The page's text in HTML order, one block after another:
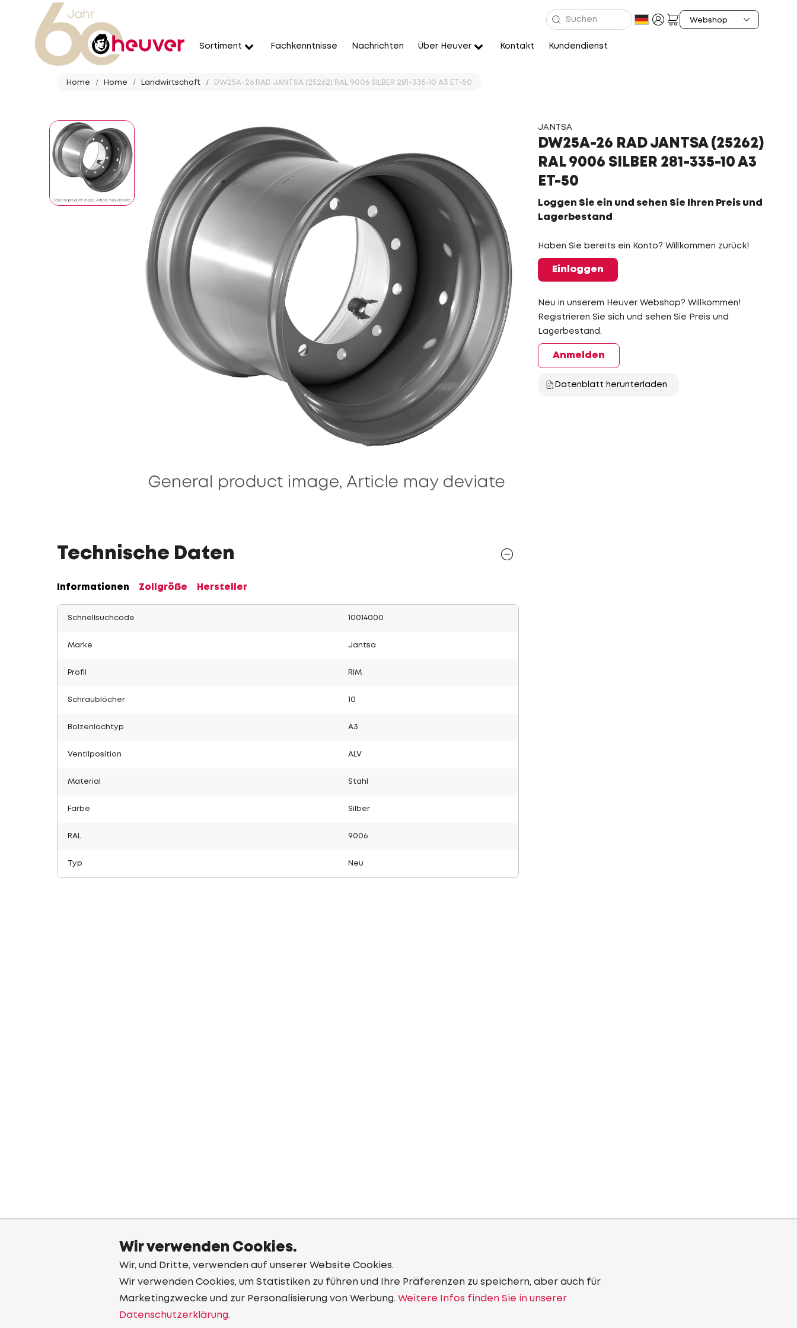
Sortiment Fachkenntnisse Nachrichten Über Heuver Kontakt Kundendienst
Home Home Landwirtschaft DW25A-26 RAD JANTSA (25262) RAL 9006 SILBER 281-335-10 A3 ET-50
JANTSA
DW25A-26 RAD JANTSA (25262)
RAL 9006 SILBER 281-335-10 A3
ET-50
Loggen Sie ein und sehen Sie Ihren Preis und
Lagerbestand
Haben Sie bereits ein Konto? Willkommen zurück!
Einloggen
Neu in unserem Heuver Webshop? Willkommen!
Registrieren Sie sich und sehen Sie Preis und
Lagerbestand.
Anmelden
Datenblatt herunterladen
Technische Daten
Informationen Zollgröße Hersteller
Schnellsuchcode 10014000
Marke Jantsa
Profil RIM
Schraublöcher 10
Bolzenlochtyp A3
Ventilposition ALV
Material Stahl
Farbe Silber
RAL 9006
Typ Neu
Wir verwenden Cookies.
Wir, und Dritte, verwenden auf unserer Website Cookies.
Wir verwenden Cookies, um Statistiken zu führen und Ihre Präferenzen zu speichern, aber auch für
Marketingzwecke und zur Personalisierung von Werbung. Weitere Infos finden Sie in unserer
Datenschutzerklärung.